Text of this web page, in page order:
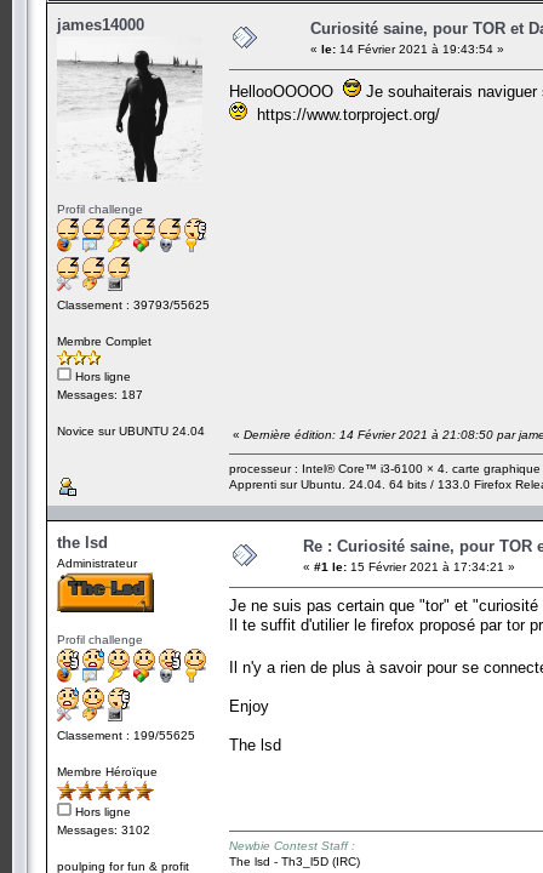
james14000
Profil challenge
Classement : 39793/55625
Membre Complet
Hors ligne
Messages: 187
Novice sur UBUNTU 24.04
Curiosité saine, pour TOR et
« le: 14 Février 2021 à 19:43:54 »
HellooOOOOO
Je souhaiterais
https://www.torproject.org/
« Dernière édition: 14 Février 2021 à 21:08:50 par
processeur : Intel® Core™ i3-6100 × 4. carte
Apprenti sur Ubuntu. 24.04. 64 bits / 133.0 Firefox
the lsd
Administrateur
Profil challenge
Classement : 199/55625
Membre Héroïque
Hors ligne
Messages: 3102
poulping for fun & profit
Re : Curiosité saine, pour TOR
« #1 le: 15 Février 2021 à 17:34:21 »
Je ne suis pas certain que "tor" et
Il te suffit d'utilier le firefox proposé par tor
Il n'y a rien de plus à savoir pour se
Enjoy
The lsd
Newbie Contest Staff :
The lsd - Th3_l5D (IRC)